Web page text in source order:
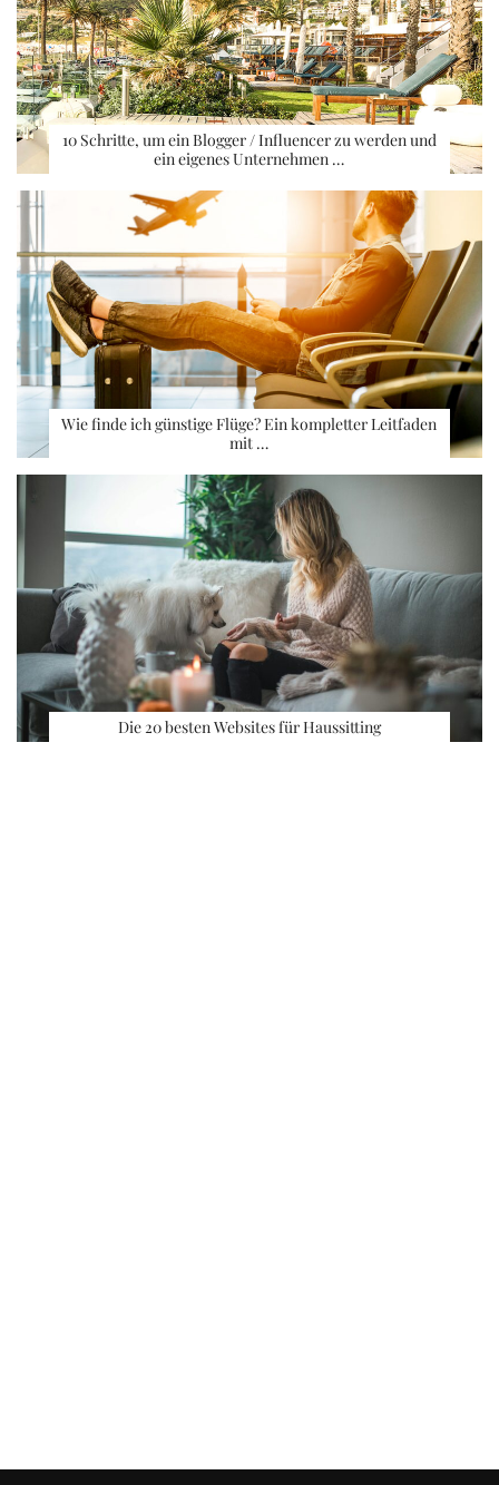
10 Schritte, um ein Blogger / Influencer zu werden und
ein eigenes Unternehmen …
Wie finde ich günstige Flüge? Ein kompletter Leitfaden
mit …
Die 20 besten Websites für Haussitting